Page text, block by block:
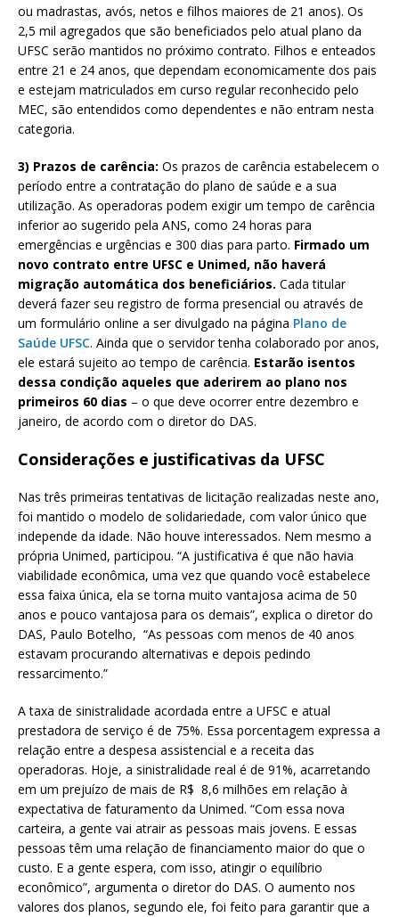
ou madrastas, avós, netos e filhos maiores de 21 anos). Os
2,5 mil agregados que são beneficiados pelo atual plano da
UFSC serão mantidos no próximo contrato. Filhos e enteados
entre 21 e 24 anos, que dependam economicamente dos pais
e estejam matriculados em curso regular reconhecido pelo
MEC, são entendidos como dependentes e não entram nesta
categoria.
3) Prazos de carência: Os prazos de carência estabelecem o
período entre a contratação do plano de saúde e a sua
utilização. As operadoras podem exigir um tempo de carência
inferior ao sugerido pela ANS, como 24 horas para
emergências e urgências e 300 dias para parto. Firmado um
novo contrato entre UFSC e Unimed, não haverá
migração automática dos beneficiários. Cada titular
deverá fazer seu registro de forma presencial ou através de
um formulário online a ser divulgado na página Plano de
Saúde UFSC. Ainda que o servidor tenha colaborado por anos,
ele estará sujeito ao tempo de carência. Estarão isentos
dessa condição aqueles que aderirem ao plano nos
primeiros 60 dias – o que deve ocorrer entre dezembro e
janeiro, de acordo com o diretor do DAS.
Considerações e justificativas da UFSC
Nas três primeiras tentativas de licitação realizadas neste ano,
foi mantido o modelo de solidariedade, com valor único que
independe da idade. Não houve interessados. Nem mesmo a
própria Unimed, participou. “A justificativa é que não havia
viabilidade econômica, uma vez que quando você estabelece
essa faixa única, ela se torna muito vantajosa acima de 50
anos e pouco vantajosa para os demais”, explica o diretor do
DAS, Paulo Botelho, “As pessoas com menos de 40 anos
estavam procurando alternativas e depois pedindo
ressarcimento.”
A taxa de sinistralidade acordada entre a UFSC e atual
prestadora de serviço é de 75%. Essa porcentagem expressa a
relação entre a despesa assistencial e a receita das
operadoras. Hoje, a sinistralidade real é de 91%, acarretando
em um prejuízo de mais de R$ 8,6 milhões em relação à
expectativa de faturamento da Unimed. “Com essa nova
carteira, a gente vai atrair as pessoas mais jovens. E essas
pessoas têm uma relação de financiamento maior do que o
custo. E a gente espera, com isso, atingir o equilíbrio
econômico”, argumenta o diretor do DAS. O aumento nos
valores dos planos, segundo ele, foi feito para garantir que a